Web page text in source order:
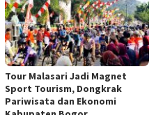
Tour Malasari Jadi Magnet
Sport Tourism, Dongkrak
Pariwisata dan Ekonomi